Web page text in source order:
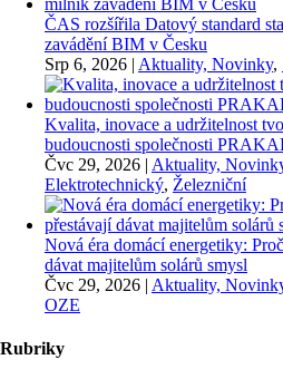
ČAS rozšířila Datový standard
zavádění BIM v Česku
Srp 6, 2026 | Aktuality, Novinky,
Kvalita, inovace a udržitelnost
budoucnosti společnosti
Čvc 29, 2026 | Aktuality,
Elektrotechnický, Železniční
Nová éra domácí energetiky:
dávat majitelům solárů smysl
Čvc 29, 2026 | Aktuality,
OZE
Rubriky